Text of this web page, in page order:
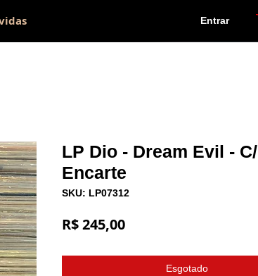
Entrar
LP Dio - Dream Evil - C/
Encarte
SKU: LP07312
R$ 245,00Preço
Esgotado